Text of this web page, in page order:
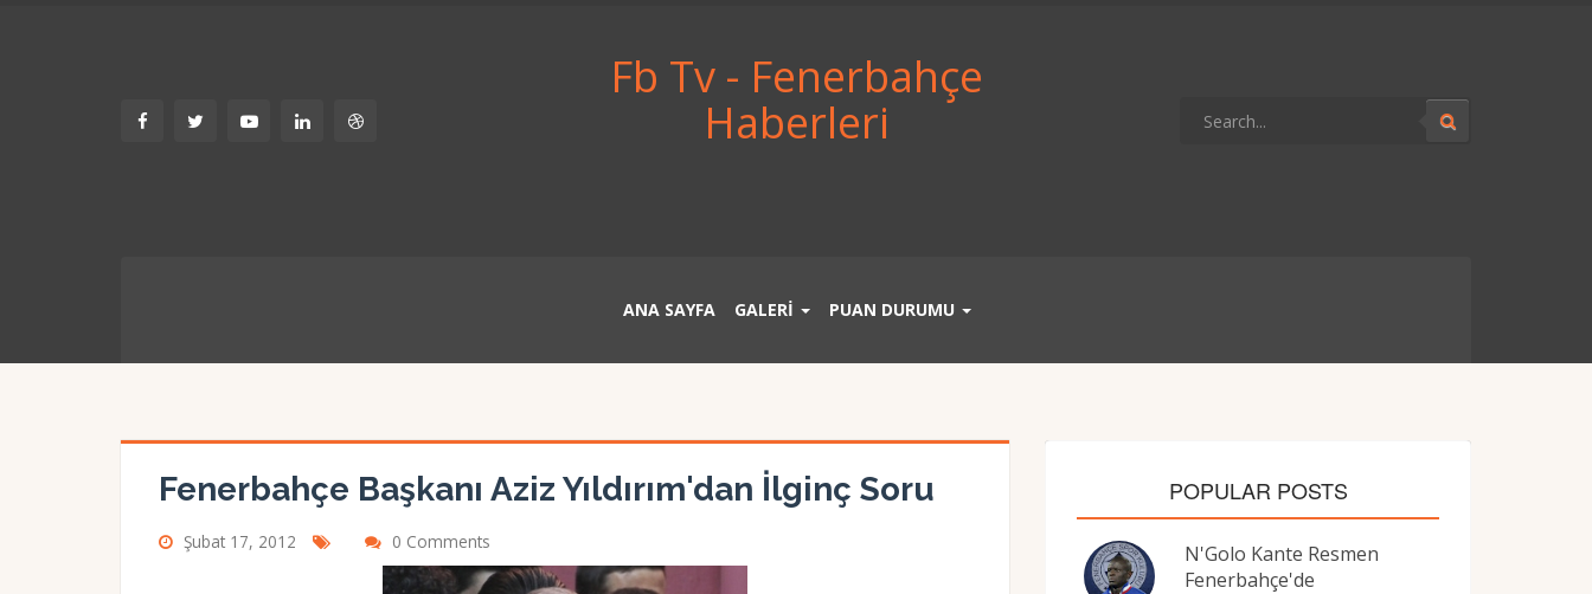
Fb Tv - Fenerbahçe
Haberleri
ANA SAYFA GALERİ PUAN DURUMU
Fenerbahçe Başkanı Aziz Yıldırım'dan İlginç Soru
Şubat 17, 2012 0 Comments
POPULAR POSTS
N'Golo Kante Resmen
Fenerbahçe'de